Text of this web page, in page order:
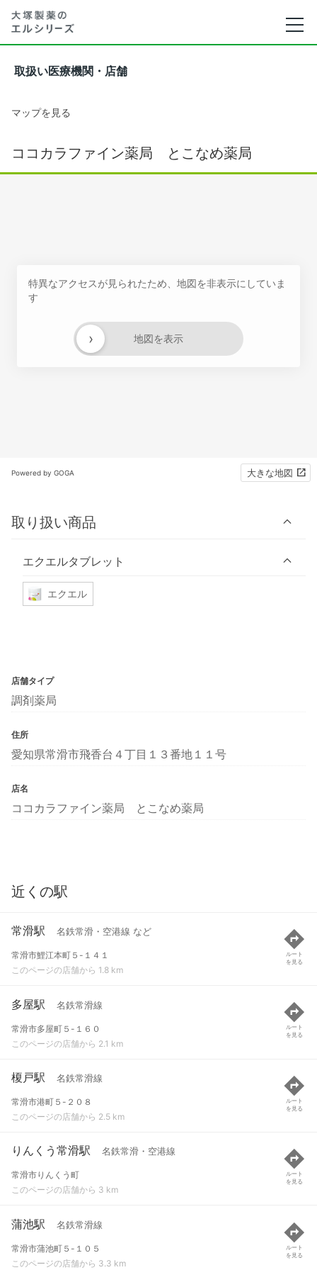
取扱い医療機関・店舗
マップを見る
ココカラファイン薬局 とこなめ薬局
特異なアクセスが見られたため、地図を非表示にしていま
す
地図を表示
›
Powered by GOGA 大きな地図
取り扱い商品
エクエルタブレット
エクエル
店舗タイプ
調剤薬局
住所
愛知県常滑市飛香台４丁目１３番地１１号
店名
ココカラファイン薬局 とこなめ薬局
近くの駅
常滑駅 名鉄常滑・空港線 など
常滑市鯉江本町５-１４１
このページの店舗から 1.8 km
ルート
を見る
多屋駅 名鉄常滑線
常滑市多屋町５-１６０
このページの店舗から 2.1 km
ルート
を見る
榎戸駅 名鉄常滑線
常滑市港町５-２０８
このページの店舗から 2.5 km
ルート
を見る
りんくう常滑駅 名鉄常滑・空港線
常滑市りんくう町
このページの店舗から 3 km
ルート
を見る
蒲池駅 名鉄常滑線
常滑市蒲池町５-１０５
このページの店舗から 3.3 km
ルート
を見る